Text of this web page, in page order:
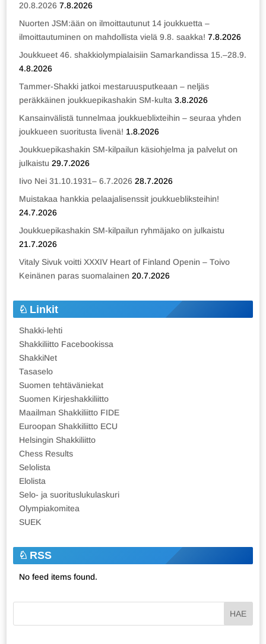
20.8.2026 7.8.2026
Nuorten JSM:ään on ilmoittautunut 14 joukkuetta –
ilmoittautuminen on mahdollista vielä 9.8. saakka! 7.8.2026
Joukkueet 46. shakkiolympialaisiin Samarkandissa 15.–28.9.
4.8.2026
Tammer-Shakki jatkoi mestaruusputkeaan – neljäs
peräkkäinen joukkuepikashakin SM-kulta 3.8.2026
Kansainvälistä tunnelmaa joukkueblixteihin – seuraa yhden
joukkueen suoritusta livenä! 1.8.2026
Joukkuepikashakin SM-kilpailun käsiohjelma ja palvelut on
julkaistu 29.7.2026
Iivo Nei 31.10.1931– 6.7.2026 28.7.2026
Muistakaa hankkia pelaajalisenssit joukkuebliksteihin!
24.7.2026
Joukkuepikashakin SM-kilpailun ryhmäjako on julkaistu
21.7.2026
Vitaly Sivuk voitti XXXIV Heart of Finland Openin – Toivo
Keinänen paras suomalainen 20.7.2026
Linkit
Shakki-lehti
Shakkiliitto Facebookissa
ShakkiNet
Tasaselo
Suomen tehtäväniekat
Suomen Kirjeshakkiliitto
Maailman Shakkiliitto FIDE
Euroopan Shakkiliitto ECU
Helsingin Shakkiliitto
Chess Results
Selolista
Elolista
Selo- ja suorituslukulaskuri
Olympiakomitea
SUEK
RSS
No feed items found.